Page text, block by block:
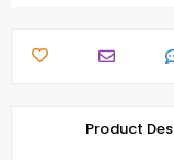
Product